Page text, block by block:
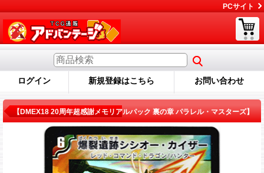
PCサイト
ログイン 新規登録はこちら お問い合わせ
商品詳細
【DMEX18 20周年超感謝メモリアルパック 裏の章 パラレル・マスターズ】